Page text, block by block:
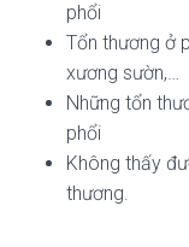
phổi
Tổn thương ở
xương sườn,…
Những tổn
phổi
Không thấy
thương.